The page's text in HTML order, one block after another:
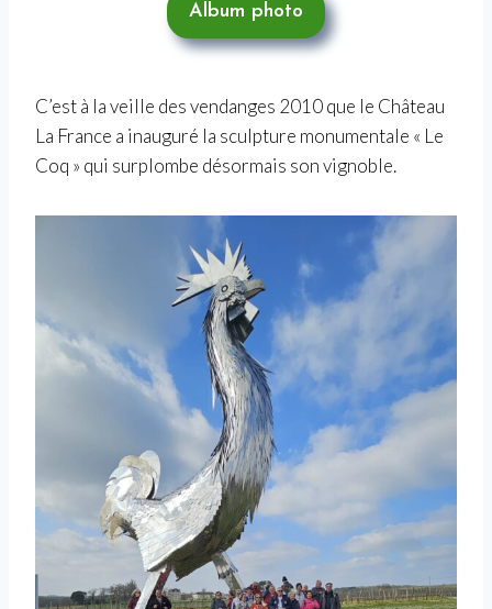
Album photo
C’est à la veille des vendanges 2010 que le Château
La France a inauguré la sculpture monumentale « Le
Coq » qui surplombe désormais son vignoble.